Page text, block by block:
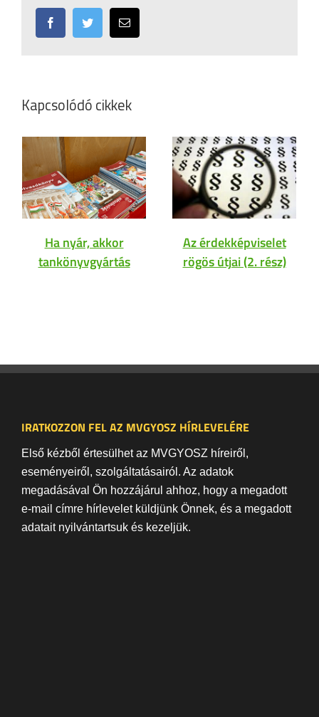
FacebookTwitter Email:
Kapcsolódó cikkek
Ha nyár, akkor
tankönyvgyártás
Az érdekképviselet
rögös útjai (2. rész)
IRATKOZZON FEL AZ MVGYOSZ HÍRLEVELÉRE
Első kézből értesülhet az MVGYOSZ híreiről,
eseményeiről, szolgáltatásairól. Az adatok
megadásával Ön hozzájárul ahhoz, hogy a megadott
e-mail címre hírlevelet küldjünk Önnek, és a megadott
adatait nyilvántartsuk és kezeljük.